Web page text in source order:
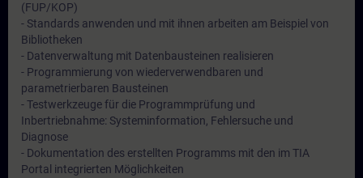
(FUP/KOP)
- Standards anwenden und mit ihnen arbeiten am Beispiel von
Bibliotheken
- Datenverwaltung mit Datenbausteinen realisieren
- Programmierung von wiederverwendbaren und
parametrierbaren Bausteinen
- Testwerkzeuge für die Programmprüfung und
Inbertriebnahme: Systeminformation, Fehlersuche und
Diagnose
- Dokumentation des erstellten Programms mit den im TIA
Portal integrierten Möglichkeiten